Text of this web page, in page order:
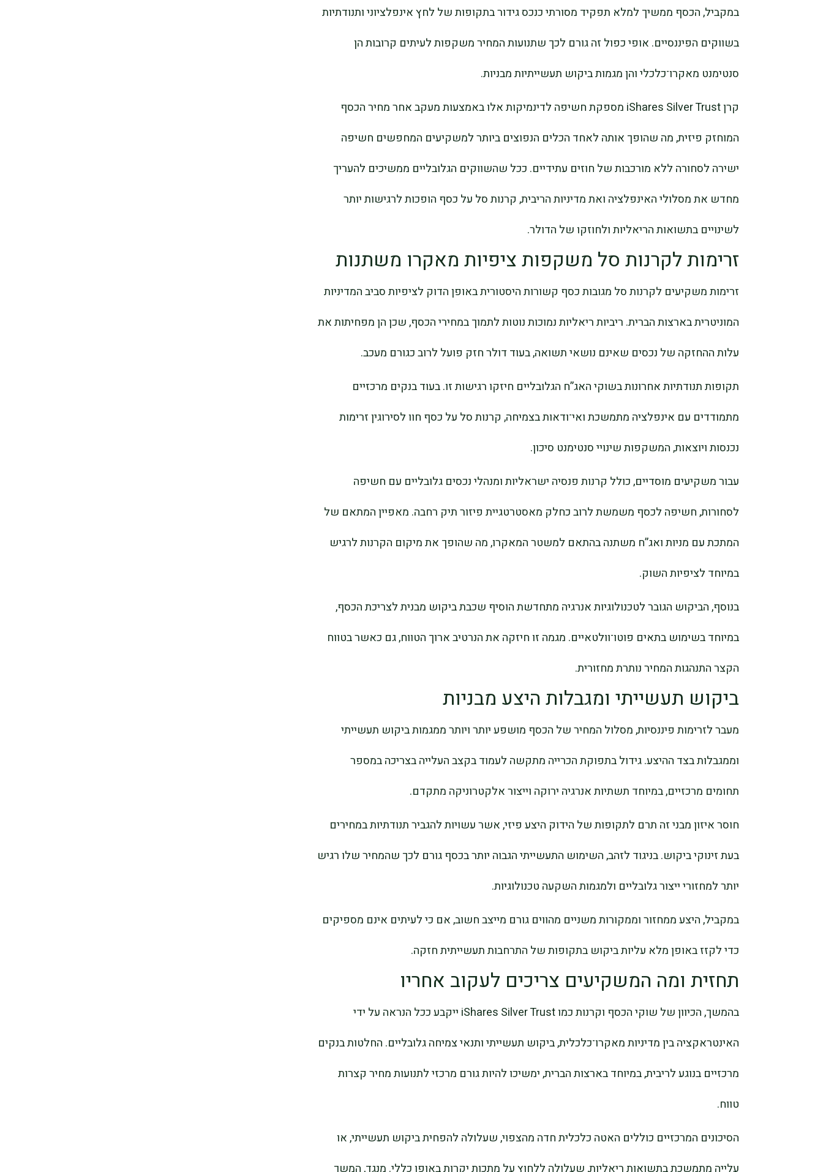
במקביל, הכסף ממשיך למלא תפקיד מסורתי כנכס גידור בתקופות של לחץ אינפלציוני ותנודתיות
בשווקים הפיננסיים. אופי כפול זה גורם לכך שתנועות המחיר משקפות לעיתים קרובות הן
סנטימנט מאקרו־כלכלי והן מגמות ביקוש תעשייתיות מבניות.
קרן iShares Silver Trust מספקת חשיפה לדינמיקות אלו באמצעות מעקב אחר מחיר הכסף
המוחזק פיזית, מה שהופך אותה לאחד הכלים הנפוצים ביותר למשקיעים המחפשים חשיפה
ישירה לסחורה ללא מורכבות של חוזים עתידיים. ככל שהשווקים הגלובליים ממשיכים להעריך
מחדש את מסלולי האינפלציה ואת מדיניות הריבית, קרנות סל על כסף הופכות לרגישות יותר
לשינויים בתשואות הריאליות ולחוזקו של הדולר.
זרימות לקרנות סל משקפות ציפיות מאקרו משתנות
זרימות משקיעים לקרנות סל מגובות כסף קשורות היסטורית באופן הדוק לציפיות סביב המדיניות
המוניטרית בארצות הברית. ריביות ריאליות נמוכות נוטות לתמוך במחירי הכסף, שכן הן מפחיתות את
עלות ההחזקה של נכסים שאינם נושאי תשואה, בעוד דולר חזק פועל לרוב כגורם מעכב.
תקופות תנודתיות אחרונות בשוקי האג”ח הגלובליים חיזקו רגישות זו. בעוד בנקים מרכזיים
מתמודדים עם אינפלציה מתמשכת ואי־ודאות בצמיחה, קרנות סל על כסף חוו לסירוגין זרימות
נכנסות ויוצאות, המשקפות שינויי סנטימנט סיכון.
עבור משקיעים מוסדיים, כולל קרנות פנסיה ישראליות ומנהלי נכסים גלובליים עם חשיפה
לסחורות, חשיפה לכסף משמשת לרוב כחלק מאסטרטגיית פיזור תיק רחבה. מאפיין המתאם של
המתכת עם מניות ואג”ח משתנה בהתאם למשטר המאקרו, מה שהופך את מיקום הקרנות לרגיש
במיוחד לציפיות השוק.
בנוסף, הביקוש הגובר לטכנולוגיות אנרגיה מתחדשת הוסיף שכבת ביקוש מבנית לצריכת הכסף,
במיוחד בשימוש בתאים פוטו־וולטאיים. מגמה זו חיזקה את הנרטיב ארוך הטווח, גם כאשר בטווח
הקצר התנהגות המחיר נותרת מחזורית.
ביקוש תעשייתי ומגבלות היצע מבניות
מעבר לזרימות פיננסיות, מסלול המחיר של הכסף מושפע יותר ויותר ממגמות ביקוש תעשייתי
וממגבלות בצד ההיצע. גידול בתפוקת הכרייה מתקשה לעמוד בקצב העלייה בצריכה במספר
תחומים מרכזיים, במיוחד תשתיות אנרגיה ירוקה וייצור אלקטרוניקה מתקדם.
חוסר איזון מבני זה תרם לתקופות של הידוק היצע פיזי, אשר עשויות להגביר תנודתיות במחירים
בעת זינוקי ביקוש. בניגוד לזהב, השימוש התעשייתי הגבוה יותר בכסף גורם לכך שהמחיר שלו רגיש
יותר למחזורי ייצור גלובליים ולמגמות השקעה טכנולוגיות.
במקביל, היצע ממחזור וממקורות משניים מהווים גורם מייצב חשוב, אם כי לעיתים אינם מספיקים
כדי לקזז באופן מלא עליות ביקוש בתקופות של התרחבות תעשייתית חזקה.
תחזית ומה המשקיעים צריכים לעקוב אחריו
בהמשך, הכיוון של שוקי הכסף וקרנות כמו iShares Silver Trust ייקבע ככל הנראה על ידי
האינטראקציה בין מדיניות מאקרו־כלכלית, ביקוש תעשייתי ותנאי צמיחה גלובליים. החלטות בנקים
מרכזיים בנוגע לריבית, במיוחד בארצות הברית, ימשיכו להיות גורם מרכזי לתנועות מחיר קצרות
טווח.
הסיכונים המרכזיים כוללים האטה כלכלית חדה מהצפוי, שעלולה להפחית ביקוש תעשייתי, או
עלייה מתמשכת בתשואות ריאליות, שעלולה ללחוץ על מתכות יקרות באופן כללי. מנגד, המשך